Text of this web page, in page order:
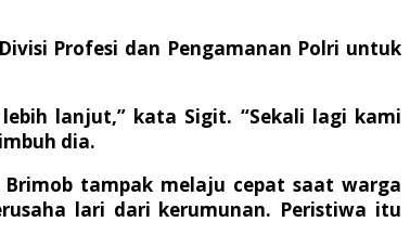
Profesi dan Pengamanan Polri untuk
lanjut,” kata Sigit. “Sekali lagi kami
dia.
tampak melaju cepat saat warga
lari dari kerumunan. Peristiwa itu